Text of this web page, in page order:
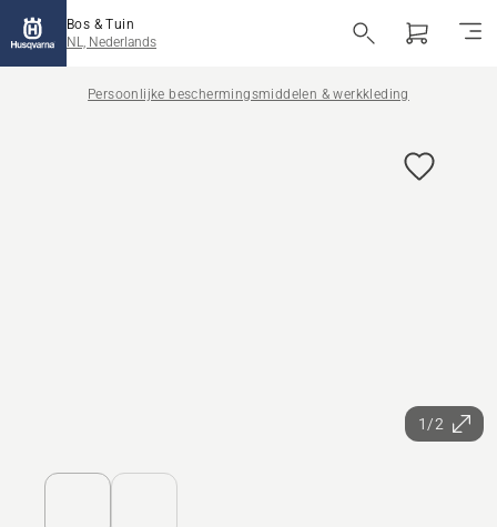
Bos & Tuin
NL, Nederlands
Persoonlijke beschermingsmiddelen & werkkleding
1/2